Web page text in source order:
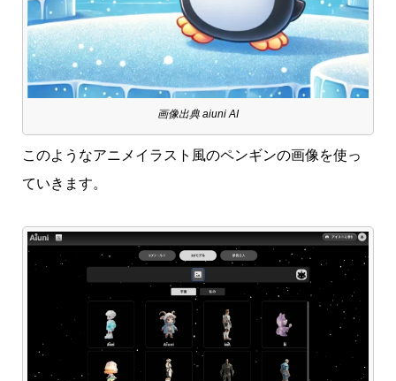
画像出典 aiuni AI
このようなアニメイラスト風のペンギンの画像を使っ
ていきます。